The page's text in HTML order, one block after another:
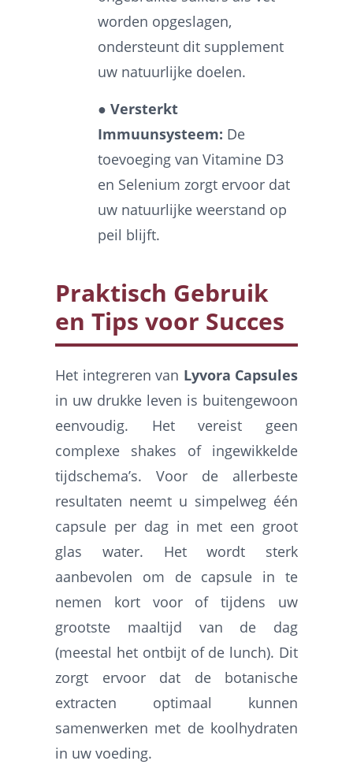
worden opgeslagen,
ondersteunt dit supplement
uw natuurlijke doelen.
● Versterkt
Immuunsysteem: De
toevoeging van Vitamine D3
en Selenium zorgt ervoor dat
uw natuurlijke weerstand op
peil blijft.
Praktisch Gebruik
en Tips voor Succes
Het integreren van Lyvora Capsules
in uw drukke leven is buitengewoon
eenvoudig. Het vereist geen
complexe shakes of ingewikkelde
tijdschema’s. Voor de allerbeste
resultaten neemt u simpelweg één
capsule per dag in met een groot
glas water. Het wordt sterk
aanbevolen om de capsule in te
nemen kort voor of tijdens uw
grootste maaltijd van de dag
(meestal het ontbijt of de lunch). Dit
zorgt ervoor dat de botanische
extracten optimaal kunnen
samenwerken met de koolhydraten
in uw voeding.